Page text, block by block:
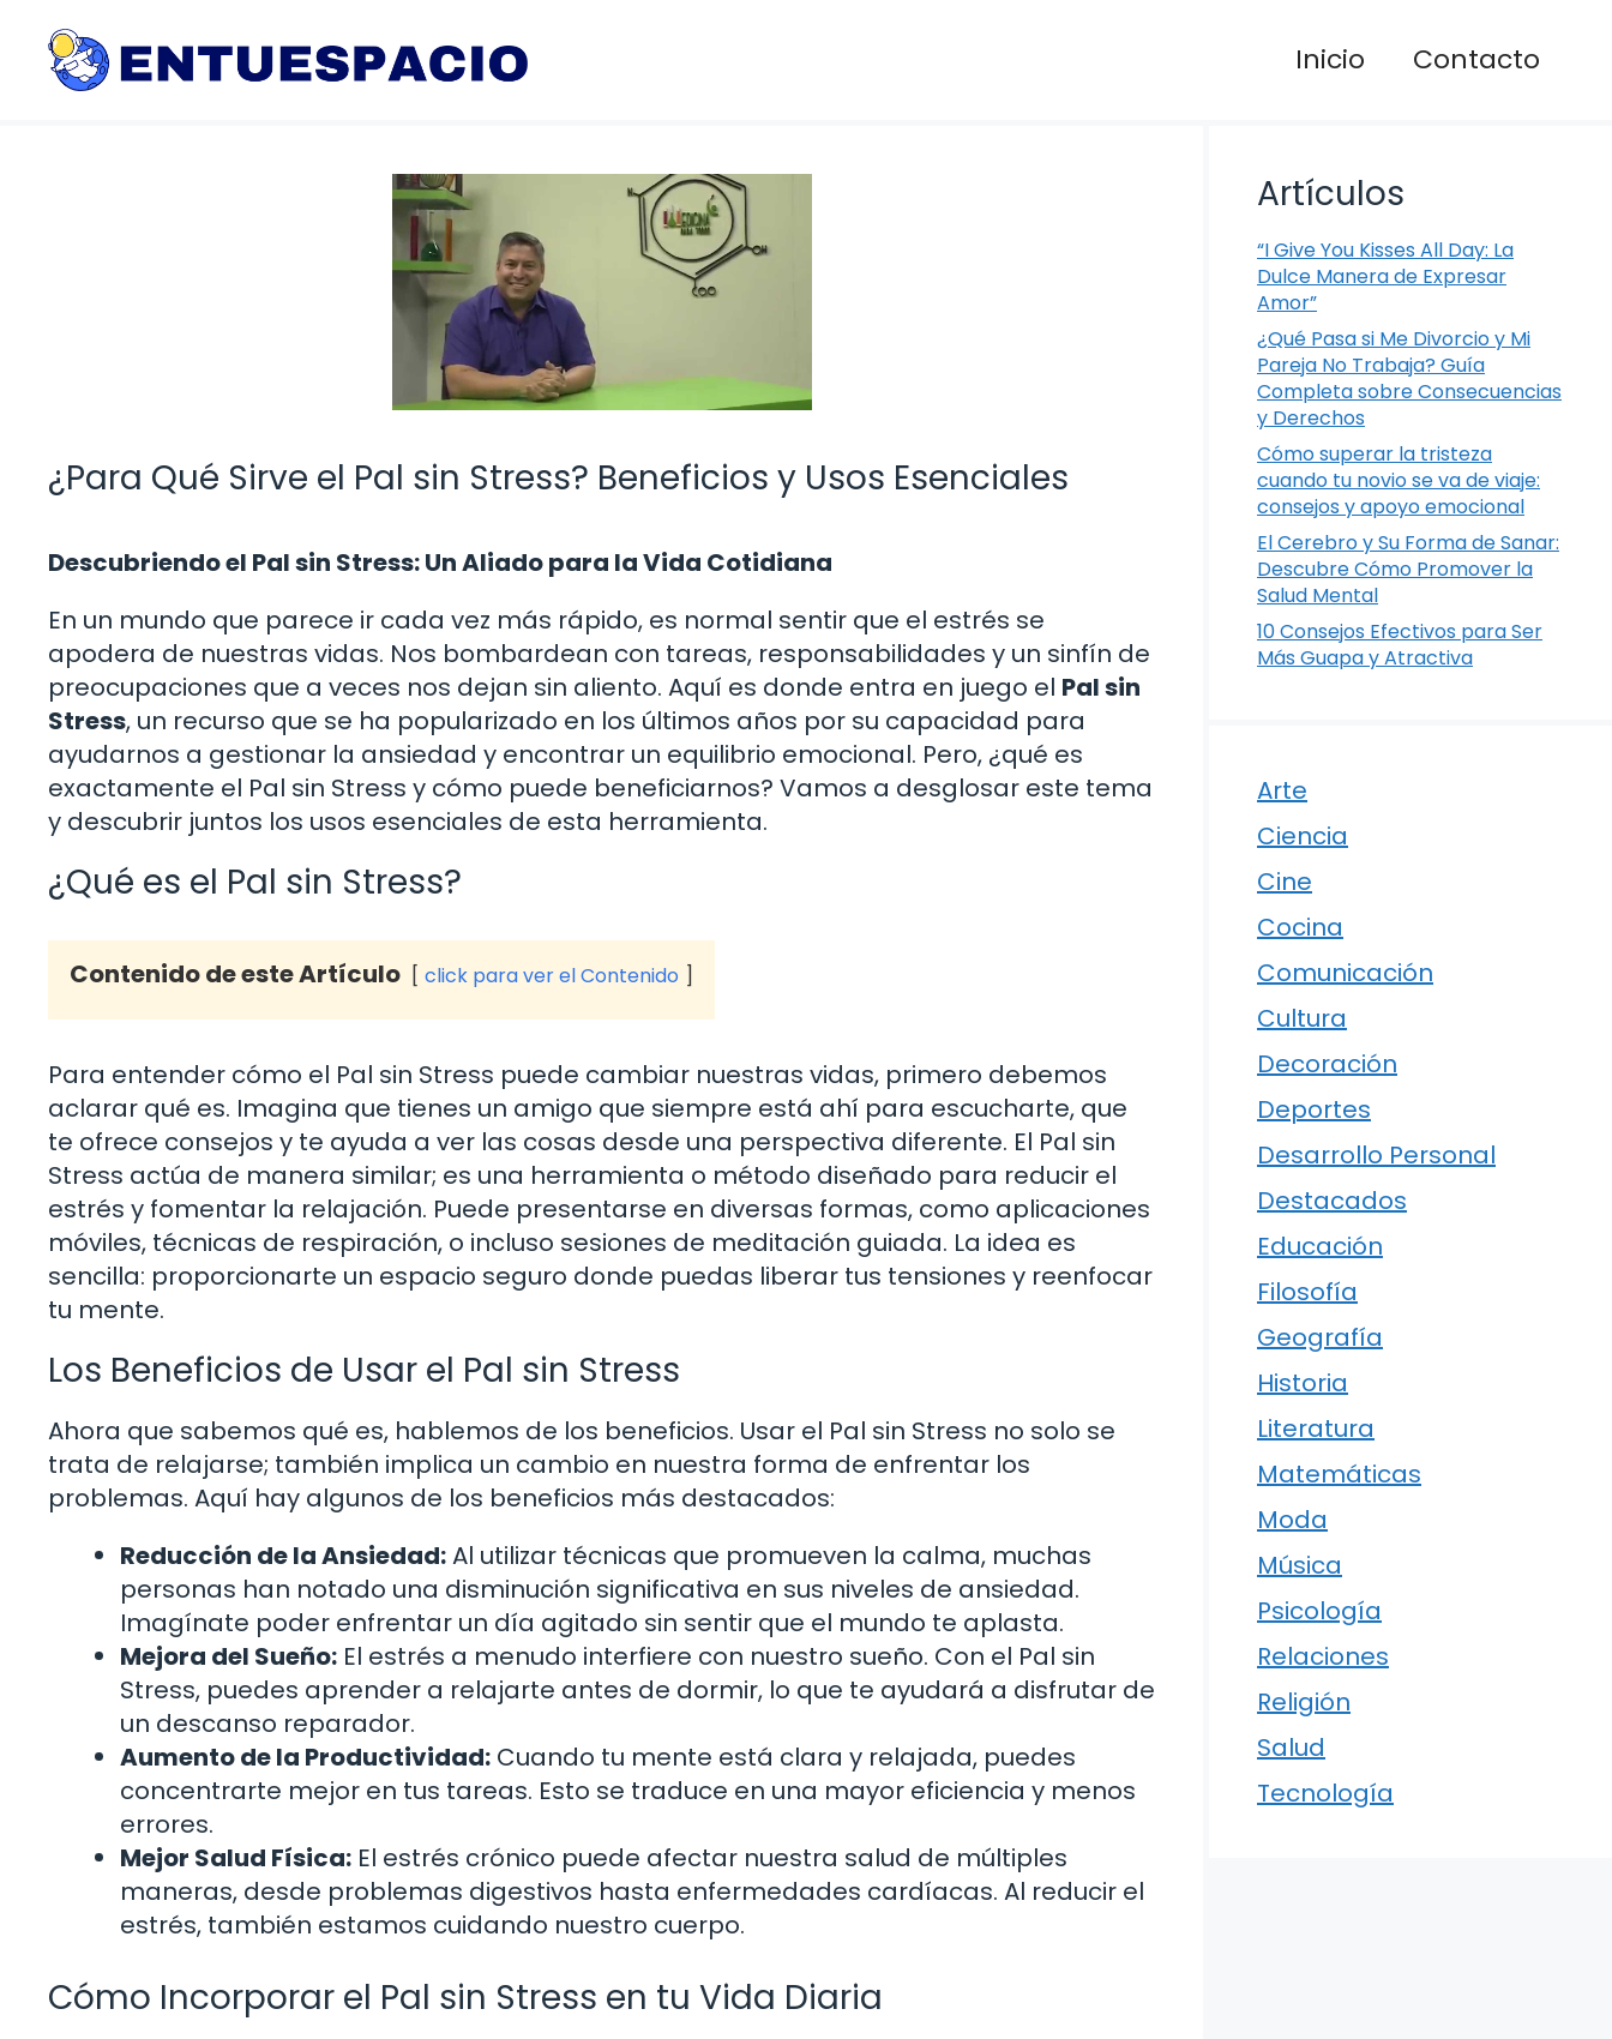
contenido
Inicio Contacto
¿Para Qué Sirve el Pal sin Stress? Beneficios y Usos Esenciales
Descubriendo el Pal sin Stress: Un Aliado para la Vida Cotidiana
En un mundo que parece ir cada vez más rápido, es normal sentir que el estrés se
apodera de nuestras vidas. Nos bombardean con tareas, responsabilidades y un sinfín de
preocupaciones que a veces nos dejan sin aliento. Aquí es donde entra en juego el Pal sin
Stress, un recurso que se ha popularizado en los últimos años por su capacidad para
ayudarnos a gestionar la ansiedad y encontrar un equilibrio emocional. Pero, ¿qué es
exactamente el Pal sin Stress y cómo puede beneficiarnos? Vamos a desglosar este tema
y descubrir juntos los usos esenciales de esta herramienta.
¿Qué es el Pal sin Stress?
Contenido de este Artículo click para ver el Contenido
Para entender cómo el Pal sin Stress puede cambiar nuestras vidas, primero debemos
aclarar qué es. Imagina que tienes un amigo que siempre está ahí para escucharte, que
te ofrece consejos y te ayuda a ver las cosas desde una perspectiva diferente. El Pal sin
Stress actúa de manera similar; es una herramienta o método diseñado para reducir el
estrés y fomentar la relajación. Puede presentarse en diversas formas, como aplicaciones
móviles, técnicas de respiración, o incluso sesiones de meditación guiada. La idea es
sencilla: proporcionarte un espacio seguro donde puedas liberar tus tensiones y reenfocar
tu mente.
Los Beneficios de Usar el Pal sin Stress
Ahora que sabemos qué es, hablemos de los beneficios. Usar el Pal sin Stress no solo se
trata de relajarse; también implica un cambio en nuestra forma de enfrentar los
problemas. Aquí hay algunos de los beneficios más destacados:
Reducción de la Ansiedad:Al utilizar técnicas que promueven la calma, muchas
personas han notado una disminución significativa en sus niveles de ansiedad.
Imagínate poder enfrentar un día agitado sin sentir que el mundo te aplasta.
Mejora del Sueño: El estrés a menudo interfiere con nuestro sueño. Con el Pal sin
Stress, puedes aprender a relajarte antes de dormir, lo que te ayudará a disfrutar de
un descanso reparador.
Aumento de la Productividad: Cuando tu mente está clara y relajada, puedes
concentrarte mejor en tus tareas. Esto se traduce en una mayor eficiencia y menos
errores.
Mejor Salud Física: El estrés crónico puede afectar nuestra salud de múltiples
maneras, desde problemas digestivos hasta enfermedades cardíacas. Al reducir el
estrés, también estamos cuidando nuestro cuerpo.
Cómo Incorporar el Pal sin Stress en tu Vida Diaria
Artículos
“I Give You Kisses All Day: La
Dulce Manera de Expresar
Amor”
¿Qué Pasa si Me Divorcio y Mi
Pareja No Trabaja? Guía
Completa sobre Consecuencias
y Derechos
Cómo superar la tristeza
cuando tu novio se va de viaje:
consejos y apoyo emocional
El Cerebro y Su Forma de Sanar:
Descubre Cómo Promover la
Salud Mental
10 Consejos Efectivos para Ser
Más Guapa y Atractiva
Arte
Ciencia
Cine
Cocina
Comunicación
Cultura
Decoración
Deportes
Desarrollo Personal
Destacados
Educación
Filosofía
Geografía
Historia
Literatura
Matemáticas
Moda
Música
Psicología
Relaciones
Religión
Salud
Tecnología